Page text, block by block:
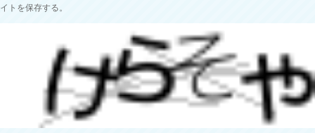
イトを保存する。